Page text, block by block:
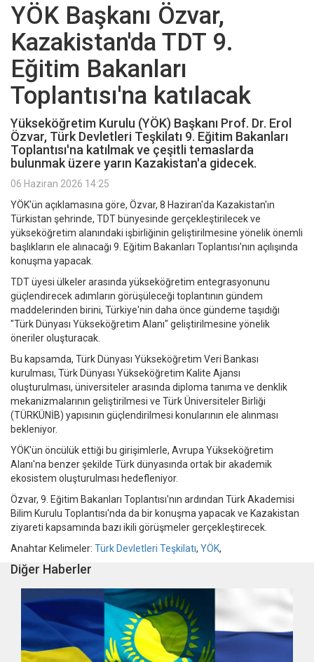
YÖK Başkanı Özvar,
Kazakistan'da TDT 9.
Eğitim Bakanları
Toplantısı'na katılacak
Yükseköğretim Kurulu (YÖK) Başkanı Prof. Dr. Erol
Özvar, Türk Devletleri Teşkilatı 9. Eğitim Bakanları
Toplantısı'na katılmak ve çeşitli temaslarda
bulunmak üzere yarın Kazakistan'a gidecek.
06 Haziran 2026 14:25
YÖK'ün açıklamasına göre, Özvar, 8 Haziran'da Kazakistan'ın
Türkistan şehrinde, TDT bünyesinde gerçekleştirilecek ve
yükseköğretim alanındaki işbirliğinin geliştirilmesine yönelik önemli
başlıkların ele alınacağı 9. Eğitim Bakanları Toplantısı'nın açılışında
konuşma yapacak.
TDT üyesi ülkeler arasında yükseköğretim entegrasyonunu
güçlendirecek adımların görüşüleceği toplantının gündem
maddelerinden birini, Türkiye'nin daha önce gündeme taşıdığı
"Türk Dünyası Yükseköğretim Alanı" geliştirilmesine yönelik
öneriler oluşturacak.
Bu kapsamda, Türk Dünyası Yükseköğretim Veri Bankası
kurulması, Türk Dünyası Yükseköğretim Kalite Ajansı
oluşturulması, üniversiteler arasında diploma tanıma ve denklik
mekanizmalarının geliştirilmesi ve Türk Üniversiteler Birliği
(TÜRKÜNİB) yapısının güçlendirilmesi konularının ele alınması
bekleniyor.
YÖK'ün öncülük ettiği bu girişimlerle, Avrupa Yükseköğretim
Alanı'na benzer şekilde Türk dünyasında ortak bir akademik
ekosistem oluşturulması hedefleniyor.
Özvar, 9. Eğitim Bakanları Toplantısı'nın ardından Türk Akademisi
Bilim Kurulu Toplantısı'nda da bir konuşma yapacak ve Kazakistan
ziyareti kapsamında bazı ikili görüşmeler gerçekleştirecek.
Anahtar Kelimeler: Türk Devletleri Teşkilatı, YÖK,
Diğer Haberler